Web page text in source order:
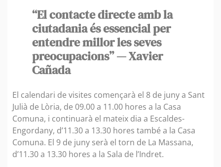
“El contacte directe amb la
ciutadania és essencial per
entendre millor les seves
preocupacions” — Xavier
Cañada
El calendari de visites començarà el 8 de juny a Sant
Julià de Lòria, de 09.00 a 11.00 hores a la Casa
Comuna, i continuarà el mateix dia a Escaldes-
Engordany, d’11.30 a 13.30 hores també a la Casa
Comuna. El 9 de juny serà el torn de La Massana,
d’11.30 a 13.30 hores a la Sala de l’Indret.